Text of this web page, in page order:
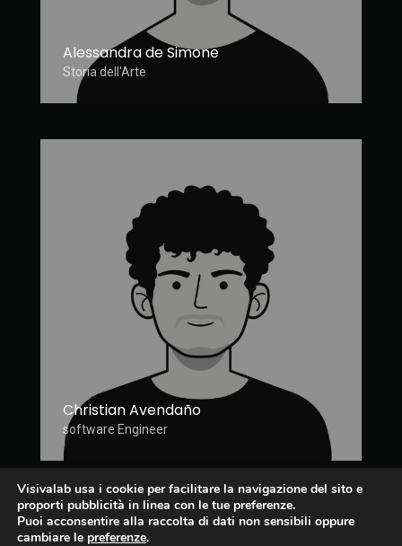
Alessandra de Simone
Storia dell'Arte
Christian Avendaño
software Engineer
Fb
Visivalab usa i cookie per facilitare la navigazione del sito e
proporti pubblicità in linea con le tue preferenze.
Puoi acconsentire alla raccolta di dati non sensibili oppure
cambiare le preferenze.